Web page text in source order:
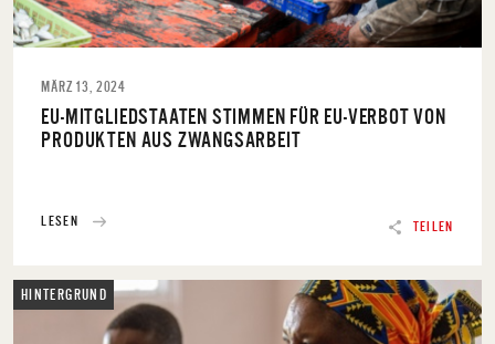
TEILEN
MÄRZ 13, 2024
EU-MITGLIEDSTAATEN STIMMEN FÜR EU-VERBOT VON
PRODUKTEN AUS ZWANGSARBEIT
LESEN
HINTERGRUND